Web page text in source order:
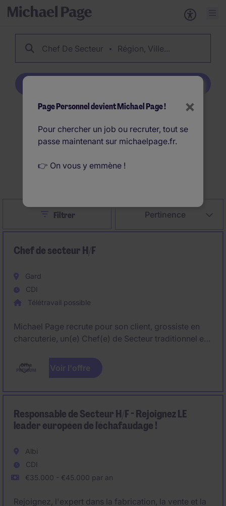
Chef De Secteur Région, Ville...
68 Offres d'emploi Chef
De Secteur en France
Pertinence
CloseFiltrer
Chef de secteur H/F
Gard
CDI
Télétravail possible
Michael Page recrute pour son client, grossiste en
charcuterie, un(e) Chef(e) de Secteur traditionnel et
Voir l'offre
Responsable de Secteur H/F - Rejoignez LE
leader européen de l'échafaudage !
Albi
CDI
€35.000 - €45.000 par an
Rejoignez, l'expert dans la fabrication, la vente et la
×
Page Personnel devient Michael Page !
Pour chercher un job ou recruter, tout se
passe maintenant sur michaelpage.fr.
👉 On vous y emmène !